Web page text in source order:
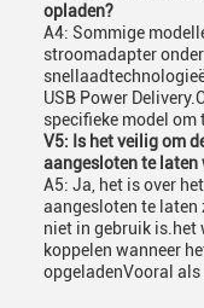
opladen?
A4: Sommige
stroomadapter
USB Power
specifieke model om
V5: Is het veilig om
aangesloten te laten
A5: Ja, het is over
aangesloten te laten
niet in gebruik is.het
koppelen wanneer
opgeladenVooral als